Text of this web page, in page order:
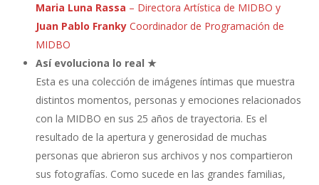
Maria Luna Rassa – Directora Artística de MIDBO y
Juan Pablo FrankyCoordinador de Programación de
MIDBO
Así evoluciona lo real ★
Esta es una colección de imágenes íntimas que muestra
distintos momentos, personas y emociones relacionados
con la MIDBO en sus 25 años de trayectoria. Es el
resultado de la apertura y generosidad de muchas
personas que abrieron sus archivos y nos compartieron
sus fotografías. Como sucede en las grandes familias,